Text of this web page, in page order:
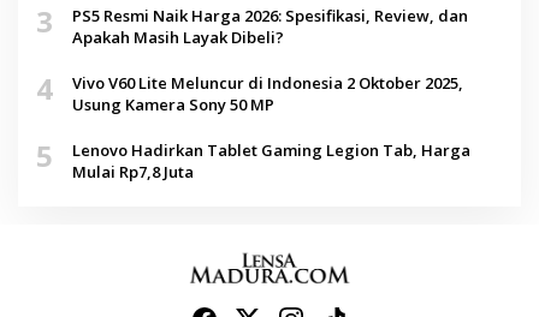
3
PS5 Resmi Naik Harga 2026: Spesifikasi, Review, dan
Apakah Masih Layak Dibeli?
4
Vivo V60 Lite Meluncur di Indonesia 2 Oktober 2025,
Usung Kamera Sony 50 MP
5
Lenovo Hadirkan Tablet Gaming Legion Tab, Harga
Mulai Rp7,8 Juta